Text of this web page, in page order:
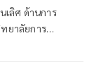
ลิศ ด้านการ
ยาลัยการ